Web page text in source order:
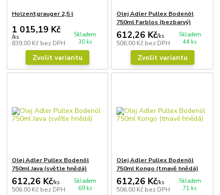
Holzentgrauger 2,5 l
1 015,19 Kč
/ks
839,00 Kč bez DPH
Skladem
30 ks
Zvolit variantu
Olej Adler Pullex Bodenöl
750ml Farblos (bezbarvý)
612,26 Kč/ks
506,00 Kč bez DPH
Skladem
44 ks
Zvolit variantu
Olej Adler Pullex Bodenöl
750ml Java (světle hnědá)
612,26 Kč/ks
506,00 Kč bez DPH
Skladem
69 ks
Olej Adler Pullex Bodenöl
750ml Kongo (tmavě hnědá)
612,26 Kč/ks
506,00 Kč bez DPH
Skladem
71 ks